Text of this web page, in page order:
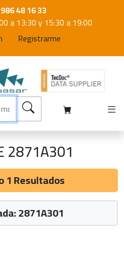
48 16 33
a 13:30 y 15:30 a 19:00
Registrarme
2871A301
1 Resultados
2871A301